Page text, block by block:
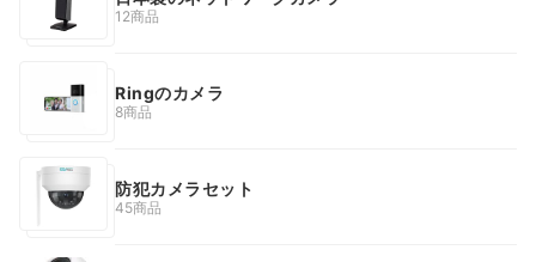
12商品
Ringのカメラ
8商品
防犯カメラセット
45商品